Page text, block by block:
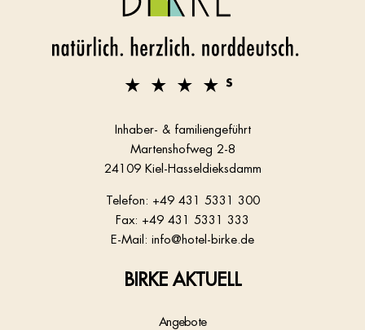
Inhaber- & familiengeführt
Martenshofweg 2-8
24109 Kiel-Hasseldieksdamm
Telefon: +49 431 5331 300
Fax: +49 431 5331 333
E-Mail: info@hotel-birke.de
BIRKE AKTUELL
Angebote